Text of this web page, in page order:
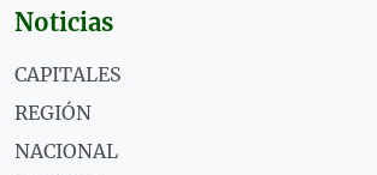
Noticias
CAPITALES
REGIÓN
NACIONAL